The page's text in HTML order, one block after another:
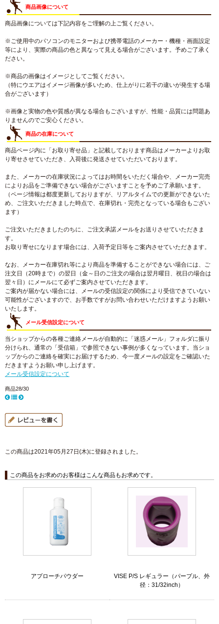
商品画像について
商品画像については下記内容をご理解の上ご覧ください。
※ご使用中のパソコンのモニターおよび携帯電話のメーカー・機種・画面設定
等により、実際の商品の色と異なって見える場合がございます。予めご了承く
ださい。
※商品の画像はイメージとしてご覧ください。
（特にウエアはイメージ画像が多いため、仕上がりに若干の違いが発生する場
合がございます）
※画像と実物の色や質感が異なる場合もございますが、性能・品質には問題あ
りませんのでご安心ください。
商品の在庫について
商品ページ内に「お取り寄せ品」と記載しております商品はメーカーよりお取
り寄せさせていただき、入荷後に発送させていただいております。
また、メーカーの在庫状況によってはお時間をいただく場合や、メーカー完売
によりお品をご準備できない場合がございますことを予めご了承願います。
（ページ情報は都度更新しておりますが、リアルタイムでの更新ができないた
め、ご注文いただきました時点で、在庫切れ・完売となっている場合もござい
ます）
ご注文いただきましたのちに、ご注文承諾メールをお送りさせていただきま
す。
お取り寄せになります場合には、入荷予定日等をご案内させていただきます。
なお、メーカー在庫切れ等により商品を準備することができない場合には、ご
注文日（20時まで）の翌日（金～日のご注文の場合は翌月曜日、祝日の場合は
翌々日）にメールにて必ずご案内させていただきます。
ご案内が届かない場合には、メールの受信設定の関係により受信できていない
可能性がございますので、お手数ですがお問い合わせいただけますようお願い
いたします。
メール受信設定について
当ショップからの各種ご連絡メールが自動的に「迷惑メール」フォルダに振り
分けられ、通常の「受信箱」で参照できない事例が多くなっています。当ショ
ップからのご連絡を確実にお届けするため、今一度メールの設定をご確認いた
だきますようお願い申し上げます。
メール受信設定について
商品28/30
この商品は2021年05月27日(木)に登録されました。
この商品をお求めのお客様はこんな商品もお求めです。
アプローチパウダー
VISE P/S レギュラー（パープル、外
径：31/32inch）